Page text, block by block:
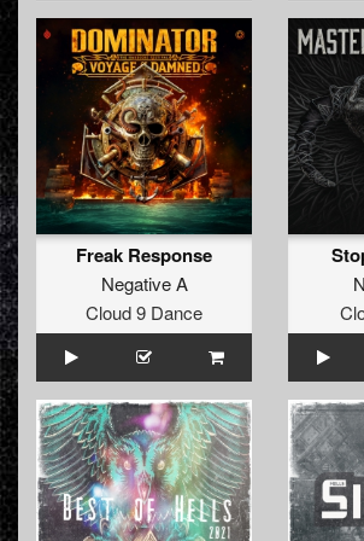
Freak Response
Negative A
Cloud 9 Dance